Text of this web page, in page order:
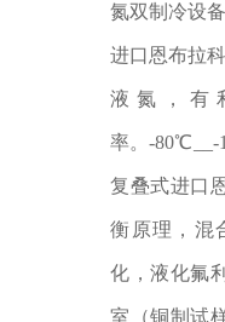
氮双制冷设
进口恩布拉
液氮，有
率。-80℃__-
复叠式进口
衡原理，混
化，液化氟
室（铜制试